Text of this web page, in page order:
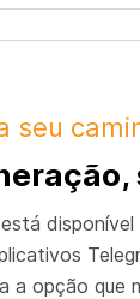
seu
a opção que